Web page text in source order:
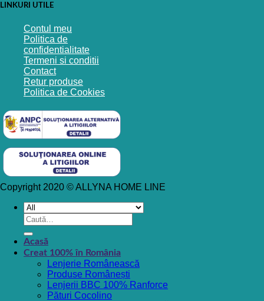
LINKURI UTILE
Contul meu
Politica de
confidentialitate
Termeni si conditii
Contact
Retur produse
Politica de Cookies
Copyright 2020 © ALLYNA HOME LINE
Caută
după:
Acasă
Creat 100% în România
Lenjerie Românească
Produse Românești
Lenjerii BBC 100% Ranforce
Pături Cocolino